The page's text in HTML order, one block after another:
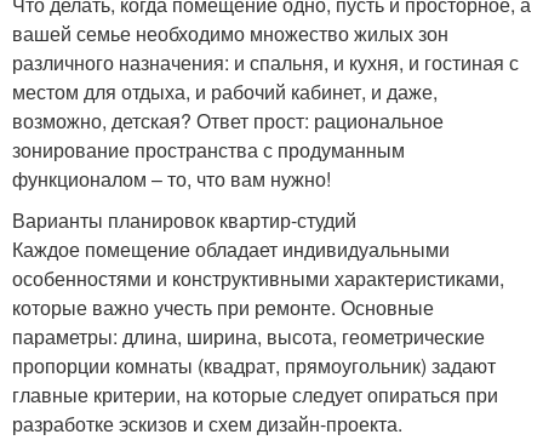
вашей семье необходимо множество жилых зон
различного назначения: и спальня, и кухня, и гостиная с
местом для отдыха, и рабочий кабинет, и даже,
возможно, детская? Ответ прост: рациональное
зонирование пространства с продуманным
функционалом – то, что вам нужно!
Варианты планировок квартир-студий
Каждое помещение обладает индивидуальными
особенностями и конструктивными характеристиками,
которые важно учесть при ремонте. Основные
параметры: длина, ширина, высота, геометрические
пропорции комнаты (квадрат, прямоугольник) задают
главные критерии, на которые следует опираться при
разработке эскизов и схем дизайн-проекта.